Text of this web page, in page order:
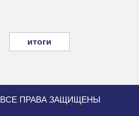
итоги
ВСЕ ПРАВА ЗАЩИЩЕНЫ